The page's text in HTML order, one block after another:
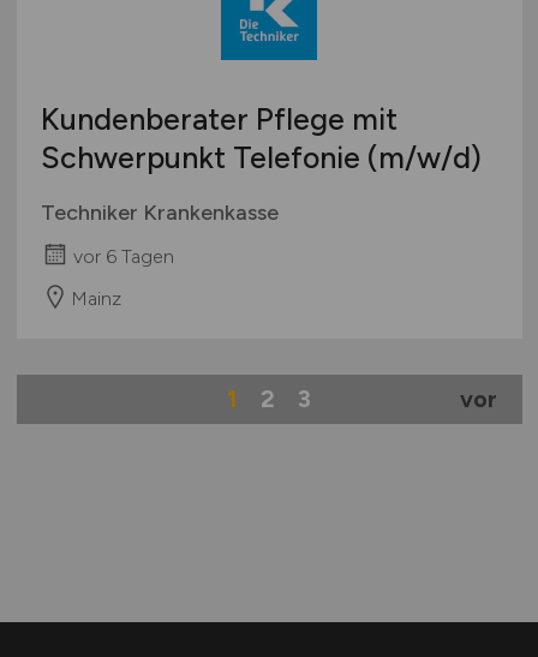
Kundenberater Pflege mit
Schwerpunkt Telefonie (m/w/d)
Techniker Krankenkasse
vor 6 Tagen
Mainz
1 2 3 vor